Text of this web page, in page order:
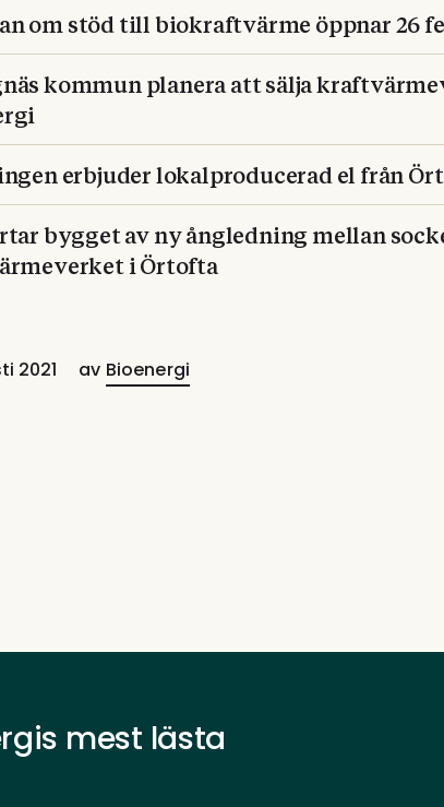
om stöd till biokraftvärme öppnar 26
kommun planera att sälja
erbjuder lokalproducerad el från
bygget av ny ångledning mellan
i Örtofta
2021 av Bioenergi
mest lästa